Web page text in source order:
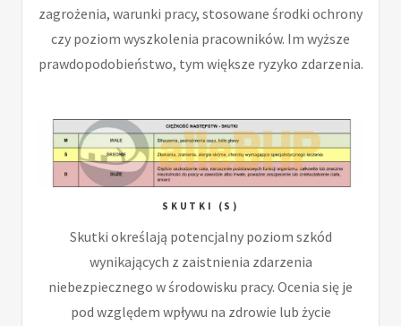
zagrożenia, warunki pracy, stosowane środki ochrony
czy poziom wyszkolenia pracowników. Im wyższe
prawdopodobieństwo, tym większe ryzyko zdarzenia.
SKUTKI (S)
Skutki określają potencjalny poziom szkód
wynikających z zaistnienia zdarzenia
niebezpiecznego w środowisku pracy. Ocenia się je
pod względem wpływu na zdrowie lub życie